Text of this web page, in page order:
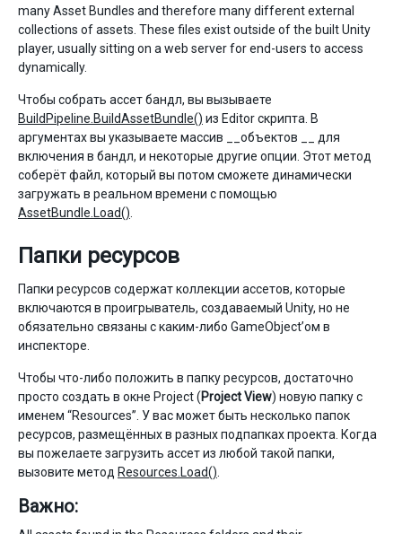
many Asset Bundles and therefore many different external
collections of assets. These files exist outside of the built Unity
player, usually sitting on a web server for end-users to access
dynamically.
Чтобы собрать ассет бандл, вы вызываете
BuildPipeline.BuildAssetBundle() из Editor скрипта. В
аргументах вы указываете массив __объектов __ для
включения в бандл, и некоторые другие опции. Этот метод
соберёт файл, который вы потом сможете динамически
загружать в реальном времени с помощью
AssetBundle.Load()
Папки ресурсов
Папки ресурсов содержат коллекции ассетов, которые
включаются в проигрыватель, создаваемый Unity, но не
обязательно связаны с каким-либо GameObject’ом в
инспекторе.
Чтобы что-либо положить в папку ресурсов, достаточно
просто создать в окне Project (Project View) новую папку с
именем “Resources”. У вас может быть несколько папок
ресурсов, размещённых в разных подпапках проекта. Когда
вы пожелаете загрузить ассет из любой такой папки,
вызовите метод Resources.Load()
Важно: